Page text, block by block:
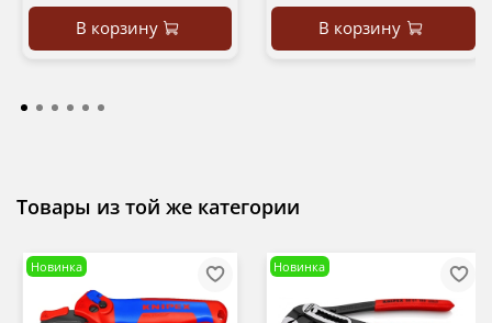
В корзину В корзину
Товары из той же категории
Новинка Новинка